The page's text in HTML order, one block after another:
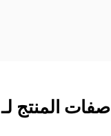
لـ 762 مم (30 بوصة)، تثبيت بمسامير